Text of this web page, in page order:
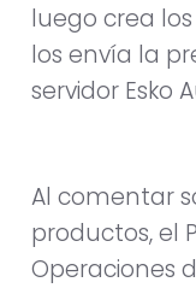
luego crea los
los envía la
servidor Esko
Al comentar
productos, el
Operaciones